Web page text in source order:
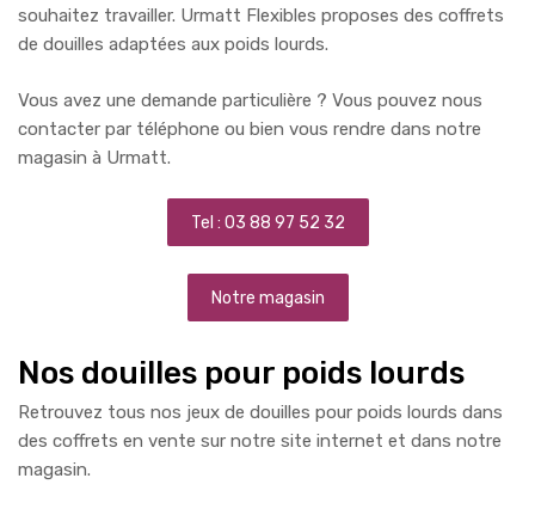
souhaitez travailler. Urmatt Flexibles proposes des coffrets
de douilles adaptées aux poids lourds.
Vous avez une demande particulière ? Vous pouvez nous
contacter par téléphone ou bien vous rendre dans notre
magasin à Urmatt.
Tel : 03 88 97 52 32
Notre magasin
Nos douilles pour poids lourds
Retrouvez tous nos jeux de douilles pour poids lourds dans
des coffrets en vente sur notre site internet et dans notre
magasin.